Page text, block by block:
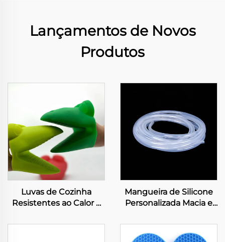
Lançamentos de Novos
Produtos
Luvas de Cozinha
Resistentes ao Calor e
Silicone Estampados
Mangueira de Silicone
Personalizada Macia e
Paredes Finas Tubo de
Borracha Grau Médico e